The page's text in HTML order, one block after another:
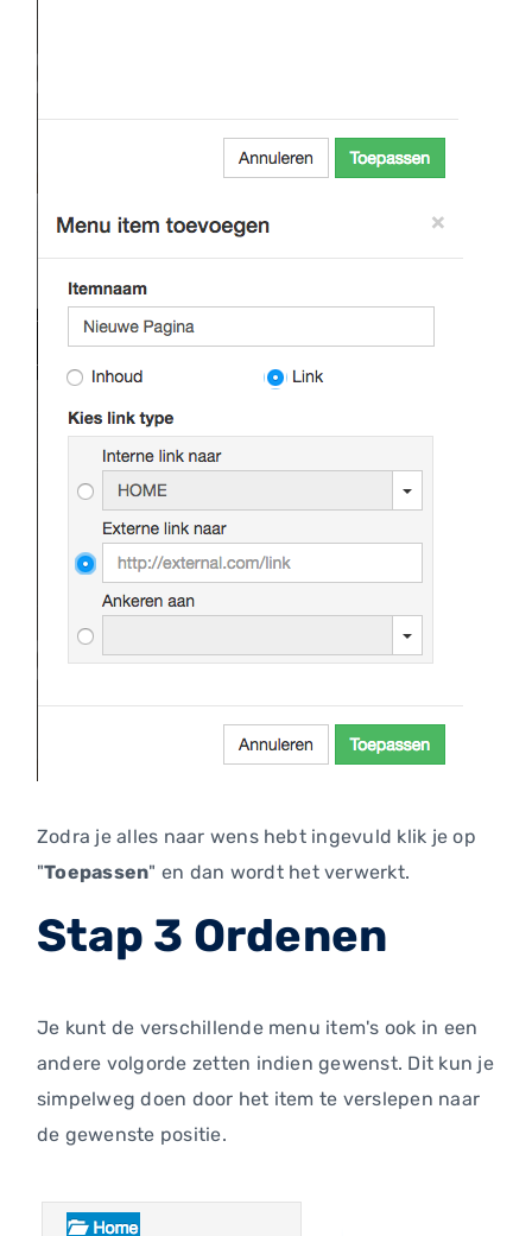
Zodra je alles naar wens hebt ingevuld klik je op
"Toepassen" en dan wordt het verwerkt.
Stap 3 Ordenen
Je kunt de verschillende menu item's ook in een
andere volgorde zetten indien gewenst. Dit kun je
simpelweg doen door het item te verslepen naar
de gewenste positie.